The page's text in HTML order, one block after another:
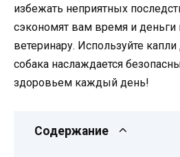
избежать неприятных
сэкономят вам время и деньги
ветеринару. Используйте
собака наслаждается
здоровьем каждый день!
Содержание